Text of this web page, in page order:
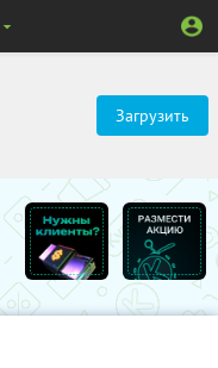
Загрузить